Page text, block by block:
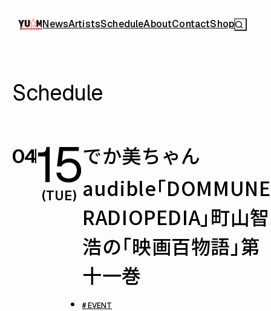
NewsArtistsScheduleAboutContactShop
Schedule
0415
(TUE)
でか美ちゃん
audible「DOMMUNE
RADIOPEDIA」町山智
浩の「映画百物語」第
十一巻
# EVENT